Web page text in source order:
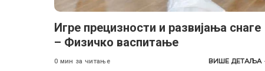
Игре прецизности и развијања снаге
– Физичко васпитање
0 мин за читање ВИШЕ ДЕТАЉА